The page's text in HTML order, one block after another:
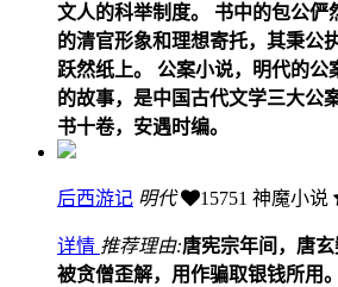
文人的科举制度。 书中的包公俨
的清官形象和理想寄托，其秉公
跃然纸上。 公案小说，明代的公
的故事，是中国古代文学三大公
书十卷，安遇时编。
后西游记 明代 15751 神魔小说
详情 推荐理由:唐宪宗年间，唐
被贪僧歪解，用作骗取银钱所用